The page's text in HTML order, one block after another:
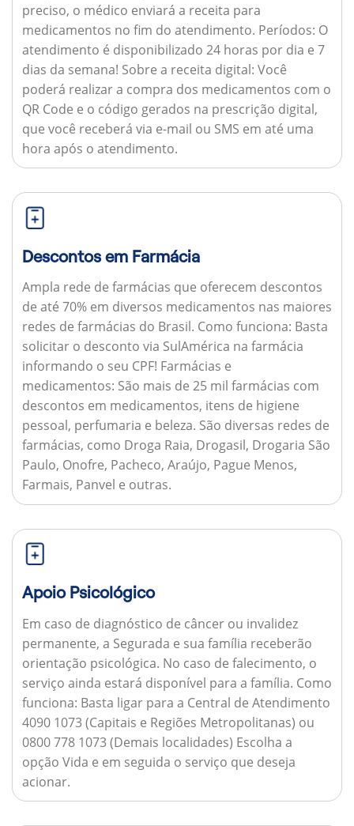
preciso, o médico enviará a receita para
medicamentos no fim do atendimento. Períodos: O
atendimento é disponibilizado 24 horas por dia e 7
dias da semana! Sobre a receita digital: Você
poderá realizar a compra dos medicamentos com o
QR Code e o código gerados na prescrição digital,
que você receberá via e-mail ou SMS em até uma
hora após o atendimento.
Descontos em Farmácia
Ampla rede de farmácias que oferecem descontos
de até 70% em diversos medicamentos nas maiores
redes de farmácias do Brasil. Como funciona: Basta
solicitar o desconto via SulAmérica na farmácia
informando o seu CPF! Farmácias e
medicamentos: São mais de 25 mil farmácias com
descontos em medicamentos, itens de higiene
pessoal, perfumaria e beleza. São diversas redes de
farmácias, como Droga Raia, Drogasil, Drogaria São
Paulo, Onofre, Pacheco, Araújo, Pague Menos,
Farmais, Panvel e outras.
Apoio Psicológico
Em caso de diagnóstico de câncer ou invalidez
permanente, a Segurada e sua família receberão
orientação psicológica. No caso de falecimento, o
serviço ainda estará disponível para a família. Como
funciona: Basta ligar para a Central de Atendimento
4090 1073 (Capitais e Regiões Metropolitanas) ou
0800 778 1073 (Demais localidades) Escolha a
opção Vida e em seguida o serviço que deseja
acionar.